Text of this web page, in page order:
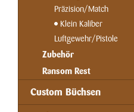
Präzision/Match
Klein Kaliber
Luftgewehr/Pistole
Zubehör
Ransom Rest
Custom Büchsen